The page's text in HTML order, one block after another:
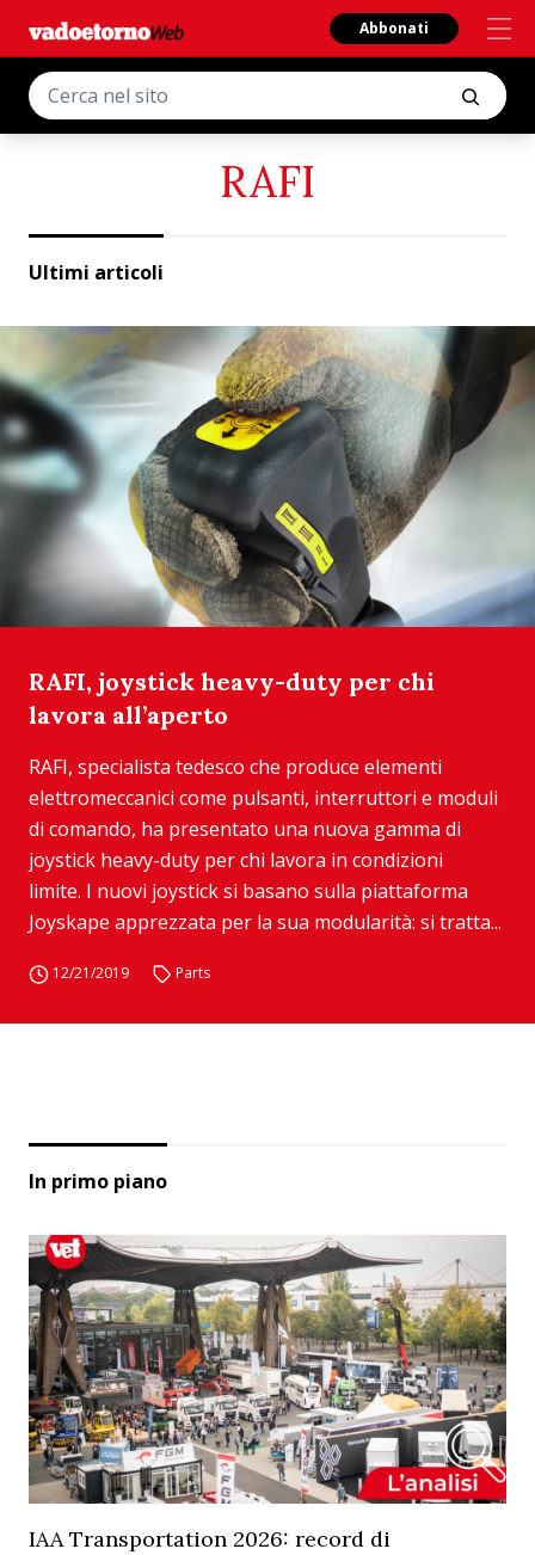
Abbonati
RAFI
Ultimi articoli
RAFI, joystick heavy-duty per chi
lavora all’aperto
RAFI, specialista tedesco che produce elementi
elettromeccanici come pulsanti, interruttori e moduli
di comando, ha presentato una nuova gamma di
joystick heavy-duty per chi lavora in condizioni
limite. I nuovi joystick si basano sulla piattaforma
Joyskape apprezzata per la sua modularità: si tratta...
12/21/2019 Parts
In primo piano
IAA Transportation 2026: record di